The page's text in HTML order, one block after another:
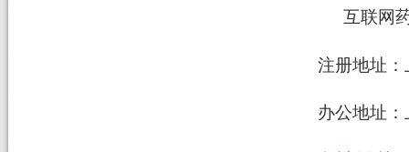
互联网
注册地址
办公地址